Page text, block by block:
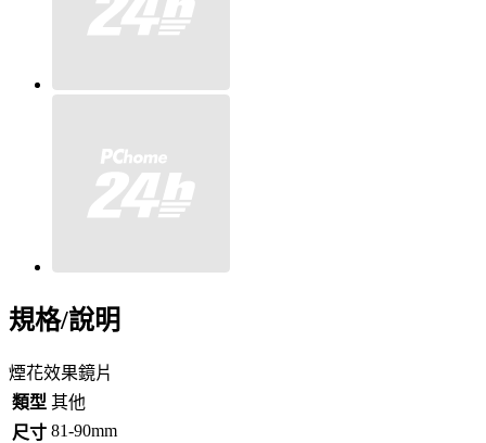
規格/說明
煙花效果鏡片
類型 其他
尺寸 81-90mm